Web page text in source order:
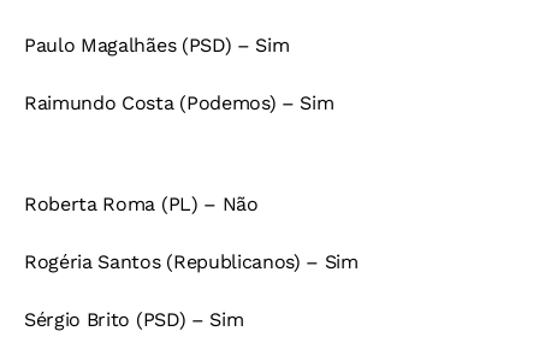
Paulo Magalhães (PSD) – Sim
Raimundo Costa (Podemos) – Sim
Roberta Roma (PL) – Não
Rogéria Santos (Republicanos) – Sim
Sérgio Brito (PSD) – Sim